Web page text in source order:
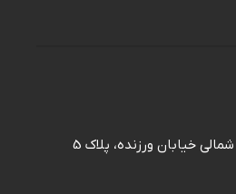
تهران، خیابان بهار شمالی خيابان ورزنده، پلاک 5